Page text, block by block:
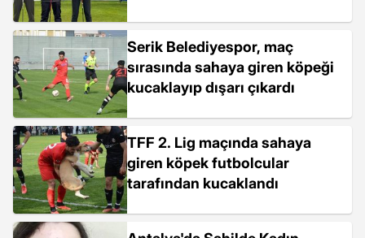
Serik Belediyespor, maç
sırasında sahaya giren köpeği
kucaklayıp dışarı çıkardı
TFF 2. Lig maçında sahaya
giren köpek futbolcular
tarafından kucaklandı